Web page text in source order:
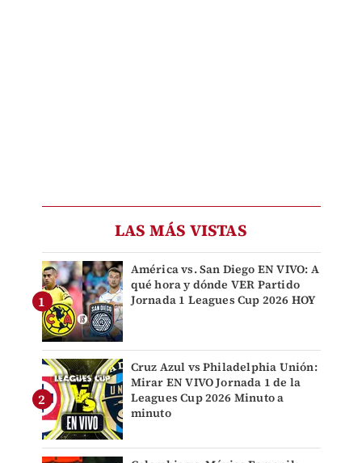
LAS MÁS VISTAS
América vs. San Diego EN VIVO: A
qué hora y dónde VER Partido
Jornada 1 Leagues Cup 2026 HOY
Cruz Azul vs Philadelphia Unión:
Mirar EN VIVO Jornada 1 de la
Leagues Cup 2026 Minuto a
minuto